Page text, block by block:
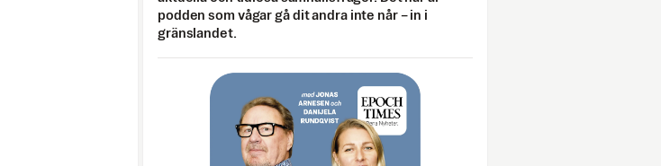
podden som vågar gå dit andra inte når – in i
gränslandet.